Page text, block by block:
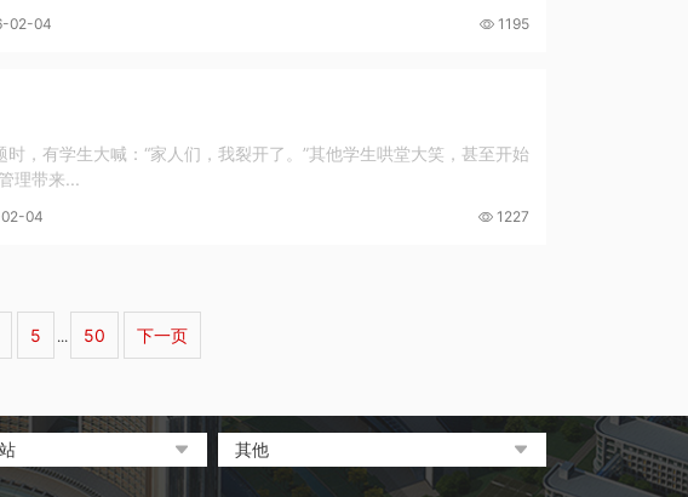
02-04 1195
，有学生大喊：“家人们，我裂开了。”其他学生哄堂大笑，甚至开始
理带来...
04 1227
5 ... 50 下一页
其他